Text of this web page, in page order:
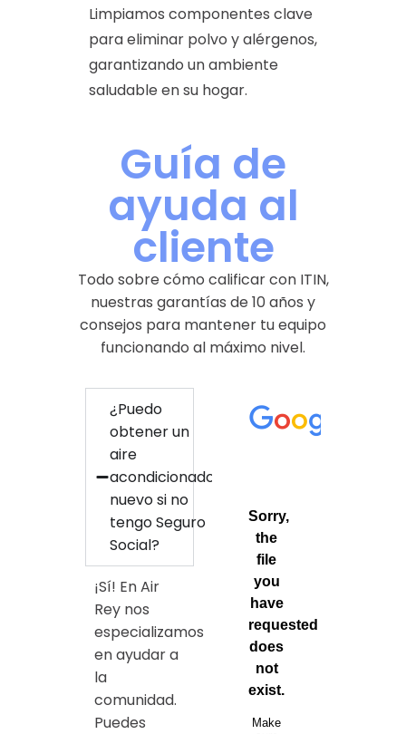
Limpiamos componentes clave
para eliminar polvo y alérgenos,
garantizando un ambiente
saludable en su hogar.
Guía de
ayuda al
cliente
Todo sobre cómo calificar con ITIN,
nuestras garantías de 10 años y
consejos para mantener tu equipo
funcionando al máximo nivel.
¿Puedo
obtener un
aire
acondicionado
nuevo si no
tengo Seguro
Social?
¡Sí! En Air
Rey nos
especializamos
en ayudar a
la
comunidad.
Puedes